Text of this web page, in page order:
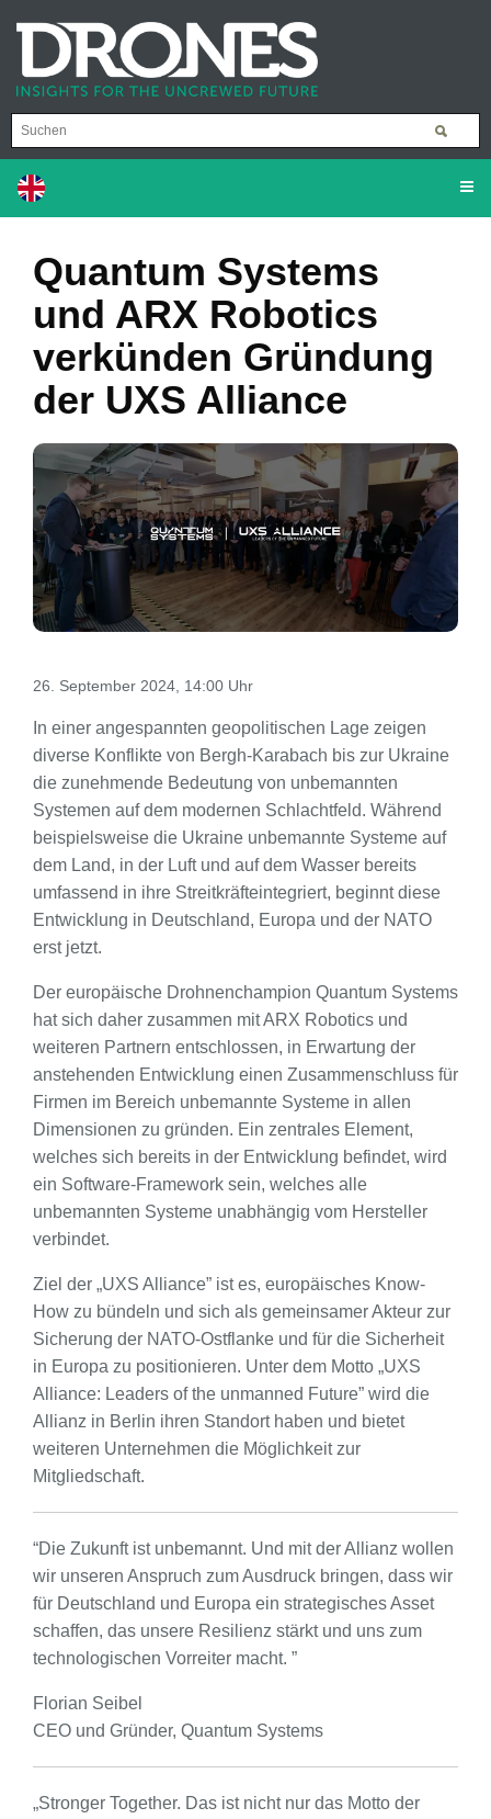
Quantum Systems
und ARX Robotics
verkünden Gründung
der UXS Alliance
26. September 2024, 14:00 Uhr
In einer angespannten geopolitischen Lage zeigen
diverse Konflikte von Bergh-Karabach bis zur Ukraine
die zunehmende Bedeutung von unbemannten
Systemen auf dem modernen Schlachtfeld. Während
beispielsweise die Ukraine unbemannte Systeme auf
dem Land, in der Luft und auf dem Wasser bereits
umfassend in ihre Streitkräfteintegriert, beginnt diese
Entwicklung in Deutschland, Europa und der NATO
erst jetzt.
Der europäische Drohnenchampion Quantum Systems
hat sich daher zusammen mit ARX Robotics und
weiteren Partnern entschlossen, in Erwartung der
anstehenden Entwicklung einen Zusammenschluss für
Firmen im Bereich unbemannte Systeme in allen
Dimensionen zu gründen. Ein zentrales Element,
welches sich bereits in der Entwicklung befindet, wird
ein Software-Framework sein, welches alle
unbemannten Systeme unabhängig vom Hersteller
verbindet.
Ziel der „UXS Alliance” ist es, europäisches Know-
How zu bündeln und sich als gemeinsamer Akteur zur
Sicherung der NATO-Ostflanke und für die Sicherheit
in Europa zu positionieren. Unter dem Motto „UXS
Alliance: Leaders of the unmanned Future” wird die
Allianz in Berlin ihren Standort haben und bietet
weiteren Unternehmen die Möglichkeit zur
Mitgliedschaft.
“Die Zukunft ist unbemannt. Und mit der Allianz wollen
wir unseren Anspruch zum Ausdruck bringen, dass wir
für Deutschland und Europa ein strategisches Asset
schaffen, das unsere Resilienz stärkt und uns zum
technologischen Vorreiter macht. ”
Florian Seibel
CEO und Gründer, Quantum Systems
„Stronger Together. Das ist nicht nur das Motto der